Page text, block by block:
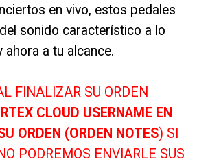
en vivo, estos pedales
sonido característico a lo
ahora a tu alcance.
FINALIZAR SU ORDEN
CLOUD USERNAME EN
ORDEN (ORDEN NOTES) SI
PODREMOS ENVIARLE SUS